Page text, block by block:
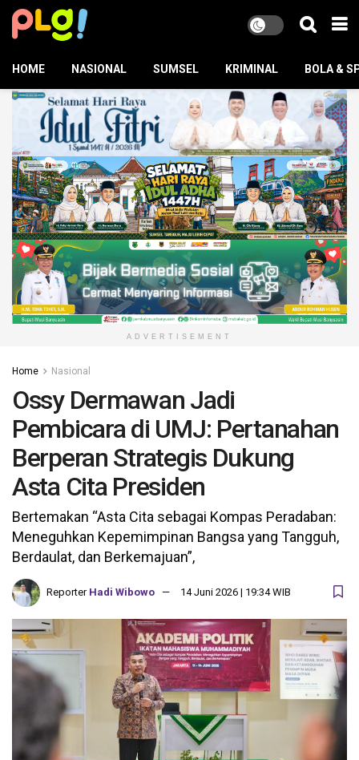
HOME NASIONAL SUMSEL KRIMINAL BOLA &
ADVERTISEMENT
Home Nasional
Ossy Dermawan Jadi
Pembicara di UMJ: Pertanahan
Berperan Strategis Dukung
Asta Cita Presiden
Bertemakan “Asta Cita sebagai Kompas Peradaban:
Meneguhkan Kepemimpinan Bangsa yang Tangguh,
Berdaulat, dan Berkemajuan”,
Reporter Hadi Wibowo 14 Juni 2026 | 19:34 WIB